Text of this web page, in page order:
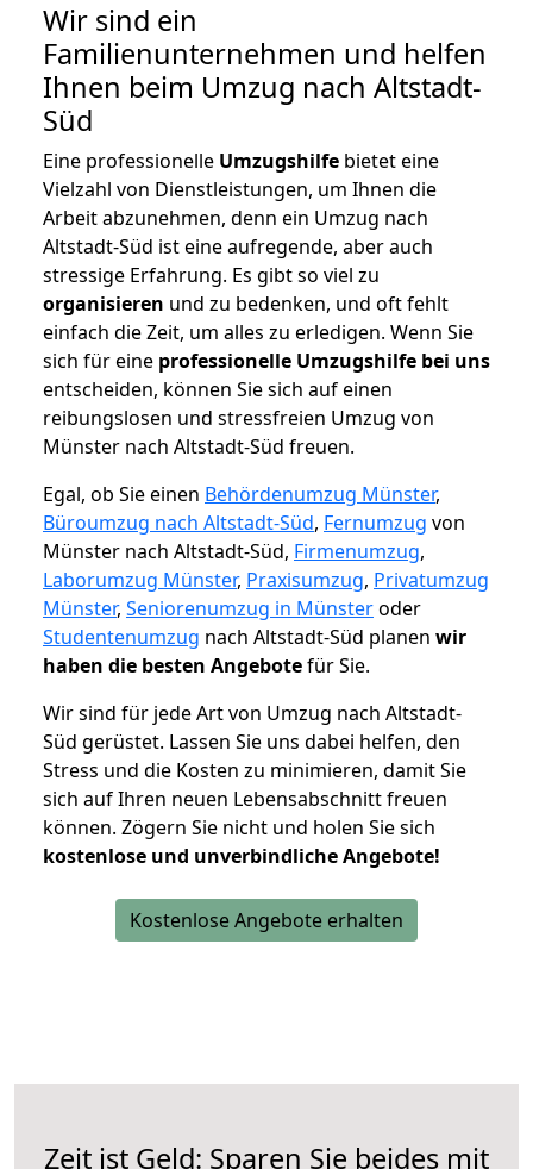
Wir sind ein
Familienunternehmen und helfen
Ihnen beim Umzug nach Altstadt-
Süd
Eine professionelle Umzugshilfe bietet eine
Vielzahl von Dienstleistungen, um Ihnen die
Arbeit abzunehmen, denn ein Umzug nach
Altstadt-Süd ist eine aufregende, aber auch
stressige Erfahrung. Es gibt so viel zu
organisieren und zu bedenken, und oft fehlt
einfach die Zeit, um alles zu erledigen. Wenn Sie
sich für eine professionelle Umzugshilfe bei uns
entscheiden, können Sie sich auf einen
reibungslosen und stressfreien Umzug von
Münster nach Altstadt-Süd freuen.
Egal, ob Sie einen Behördenumzug Münster,
Büroumzug nach Altstadt-Süd, Fernumzug von
Münster nach Altstadt-Süd, Firmenumzug,
Laborumzug Münster, Praxisumzug, Privatumzug
Münster, Seniorenumzug in Münsteroder
Studentenumzug nach Altstadt-Süd planen wir
haben die besten Angebotefür Sie.
Wir sind für jede Art von Umzug nach Altstadt-
Süd gerüstet. Lassen Sie uns dabei helfen, den
Stress und die Kosten zu minimieren, damit Sie
sich auf Ihren neuen Lebensabschnitt freuen
können. Zögern Sie nicht und holen Sie sich
kostenlose und unverbindliche Angebote!
Kostenlose Angebote erhalten
Zeit ist Geld: Sparen Sie beides mit